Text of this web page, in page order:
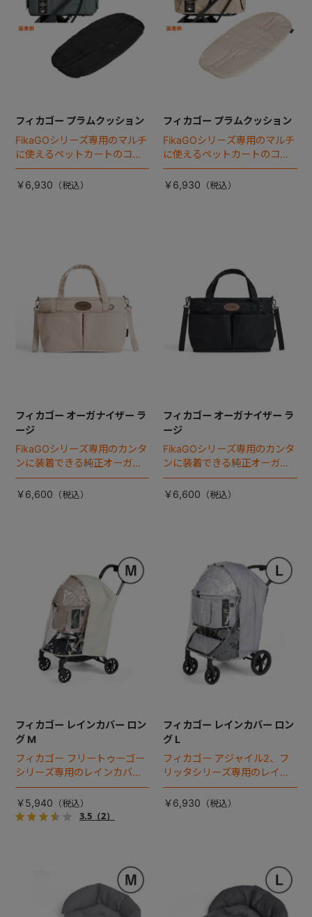
フィカゴー プラムクッション
FikaGOシリーズ専用のマルチ
に使えるペットカートのコー
ナークッション登場。
￥6,930
フィカゴー プラムクッション
FikaGOシリーズ専用のマルチ
に使えるペットカートのコー
ナークッション登場。
￥6,930
フィカゴー オーガナイザー ラ
ージ
FikaGOシリーズ専用のカンタ
ンに装着できる純正オーガナ
イザー。
￥6,600
フィカゴー オーガナイザー ラ
ージ
FikaGOシリーズ専用のカンタ
ンに装着できる純正オーガナ
イザー。
￥6,600
フィカゴー レインカバー ロン
グ M
フィカゴー フリートゥーゴー
シリーズ専用のレインカバ
ー。雨の日のお出かけも安
心。
￥5,940
3.5（2）
フィカゴー レインカバー ロン
グ L
フィカゴー アジャイル2、フ
リッタシリーズ専用のレイン
カバー。雨の日のお出かけも
安心。
￥6,930